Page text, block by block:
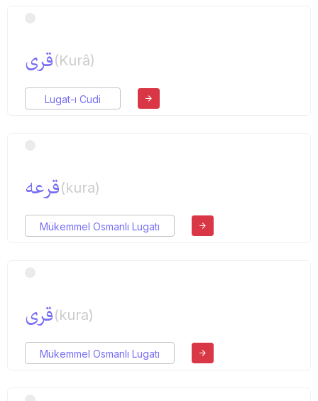
قری(Kurâ)
Lugat-ı Cudi
قرعه(kura)
Mükemmel Osmanlı Lugatı
قری(kura)
Mükemmel Osmanlı Lugatı